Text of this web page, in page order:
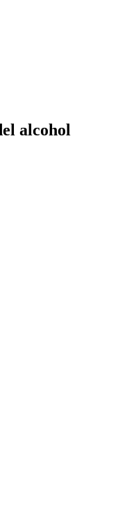
alcohol